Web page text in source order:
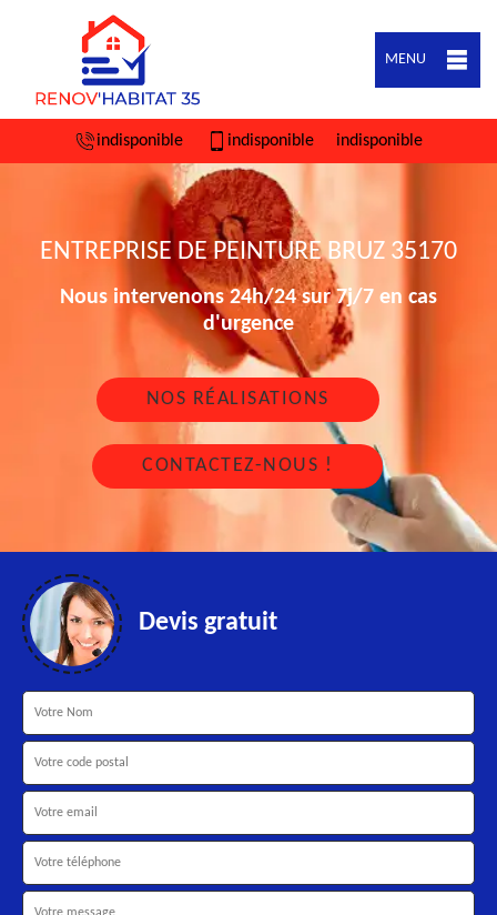
MENU
indisponible indisponible indisponible
ENTREPRISE DE PEINTURE BRUZ 35170
Nous intervenons 24h/24 sur 7j/7 en cas
d'urgence
NOS RÉALISATIONS
CONTACTEZ-NOUS !
Devis gratuit